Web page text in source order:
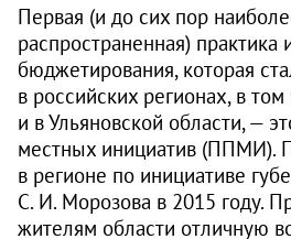
Первая (и до сих пор
распространенная) практика
бюджетирования, которая
в российских регионах, в том
и в Ульяновской области, —
местных инициатив (ППМИ).
в регионе по инициативе
С. И. Морозова в 2015 году.
жителям области отличную